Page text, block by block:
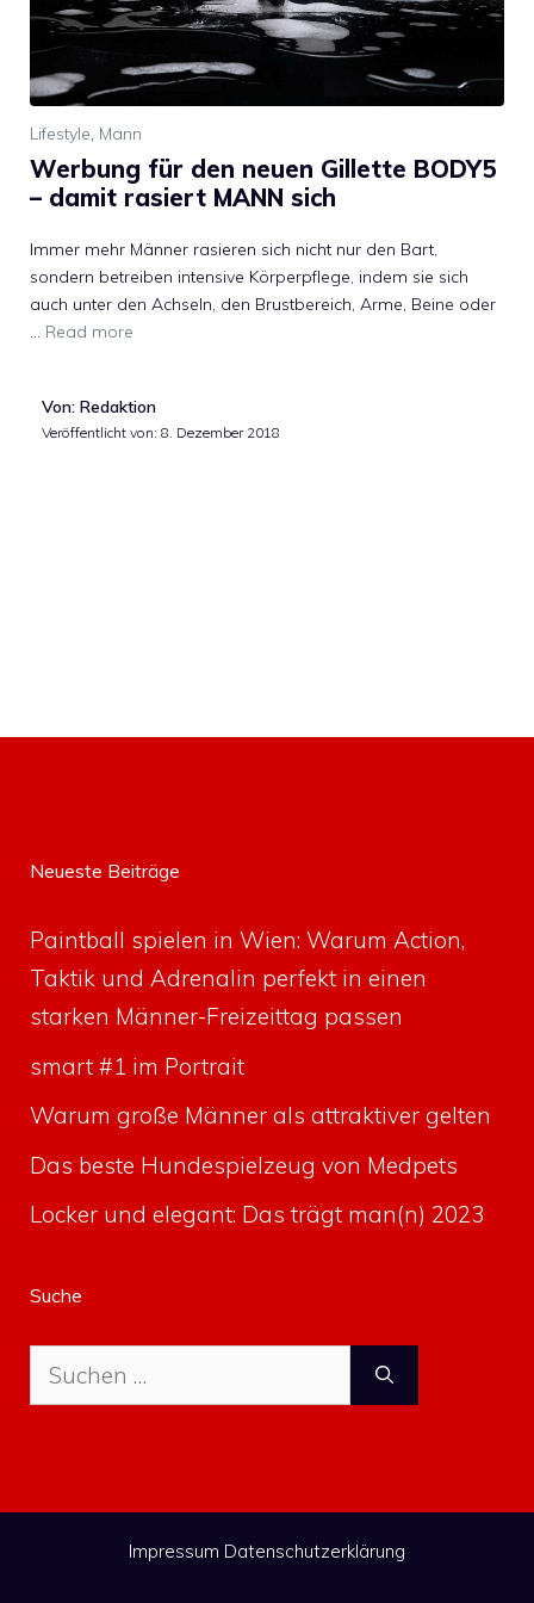
Lifestyle, Mann
Werbung für den neuen Gillette BODY5
– damit rasiert MANN sich
Immer mehr Männer rasieren sich nicht nur den Bart,
sondern betreiben intensive Körperpflege, indem sie sich
auch unter den Achseln, den Brustbereich, Arme, Beine oder
… Read more
Von: Redaktion
Veröffentlicht von: 8. Dezember 2018
Neueste Beiträge
Paintball spielen in Wien: Warum Action,
Taktik und Adrenalin perfekt in einen
starken Männer-Freizeittag passen
smart #1 im Portrait
Warum große Männer als attraktiver gelten
Das beste Hundespielzeug von Medpets
Locker und elegant: Das trägt man(n) 2023
Suche
Suche
nach:
Impressum Datenschutzerklärung